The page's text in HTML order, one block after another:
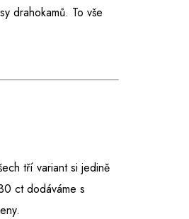
drahokamů. To vše
tří variant si jedině
ct dodáváme s